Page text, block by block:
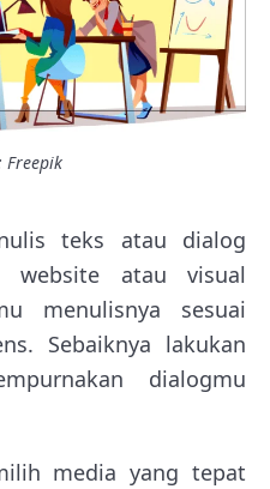
Freepik
teks atau dialog
website atau visual
menulisnya sesuai
Sebaiknya lakukan
dialogmu
media yang tepat